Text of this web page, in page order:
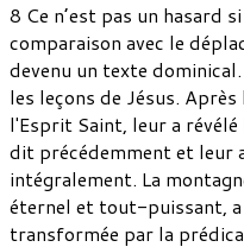
8 Ce n’est pas un hasard
comparaison avec le
devenu un texte
les leçons de Jésus.
l'Esprit Saint, leur a
dit précédemment et leur
intégralement. La
éternel et tout-puissant,
transformée par la